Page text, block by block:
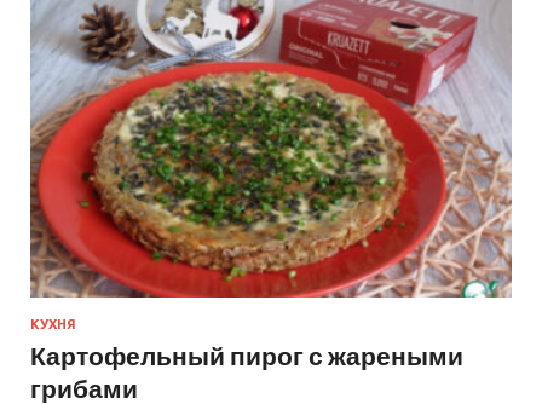
КУХНЯ
Картофельный пирог с жареными
грибами